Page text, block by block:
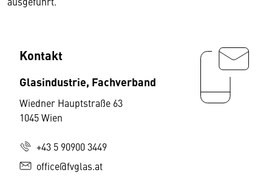
Kontakt
Glasindustrie, Fachverband
Wiedner Hauptstraße 63
1045 Wien
+43 5 90900 3449
office@fvglas.at